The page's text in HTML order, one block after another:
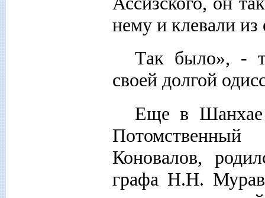
нему и клевали из
Так было», -
своей долгой
Еще в Шанхае
Коновалов,
графа Н.Н.